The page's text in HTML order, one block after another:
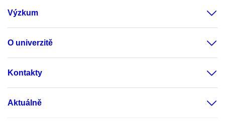
Výzkum
O univerzitě
Kontakty
Aktuálně